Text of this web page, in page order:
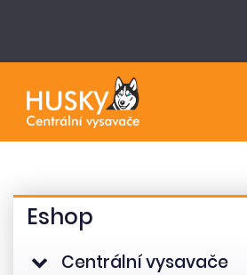
Eshop
Centrální vysavače